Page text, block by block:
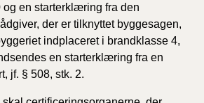
og en starterklæring fra den
der er tilknyttet byggesagen,
indplaceret i brandklasse 4,
en starterklæring fra en
jf. § 508, stk. 2.